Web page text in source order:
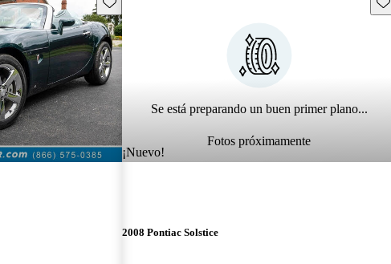
Se está preparando un buen primer plano...
Fotos próximamente
¡Nuevo!
2008 Pontiac Solstice